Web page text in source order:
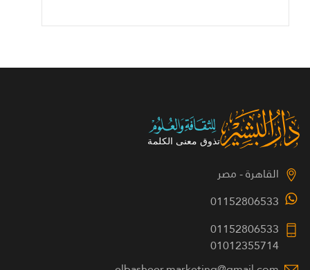
القاهرة - مصر
01152806533
01152806533
01012355714